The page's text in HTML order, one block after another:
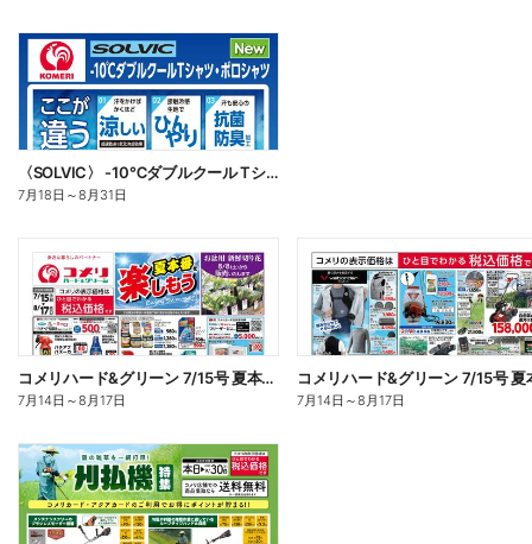
〈SOLVIC〉 -10℃ダブルクール Tシャツ・ポロシャツ
7月18日 ～8月31日
コメリハード&グリーン 7/15号 夏本番を楽しもう オモテ
7月14日 ～8月17日 7月14日 ～8月17日